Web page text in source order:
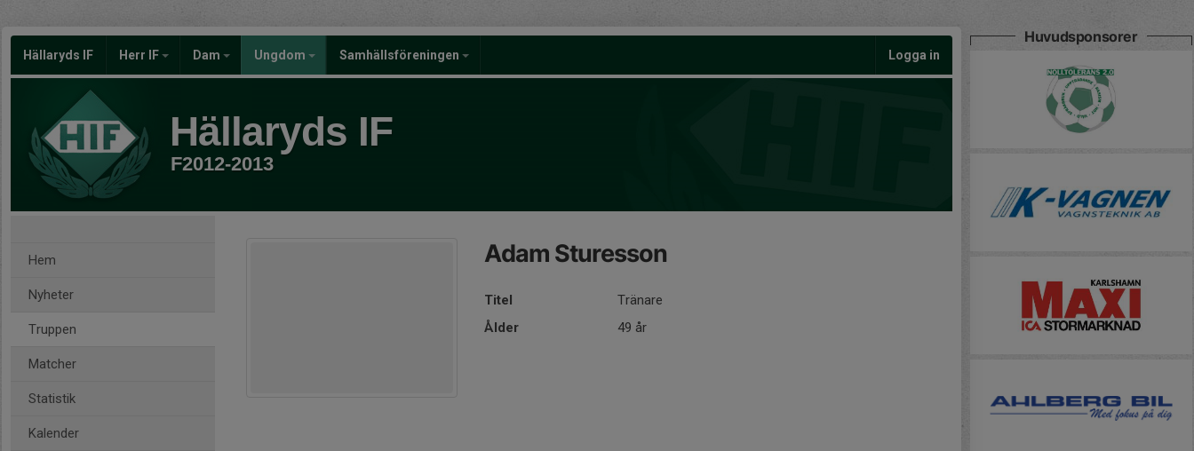
Hällaryds IF Herr IF Dam Ungdom Samhällsföreningen Logga in
Hällaryds IF
F2012-2013
Hem
Nyheter
Truppen
Matcher
Statistik
Kalender
Adam Sturesson
Titel
Tränare
Ålder
49 år
Huvudsponsorer